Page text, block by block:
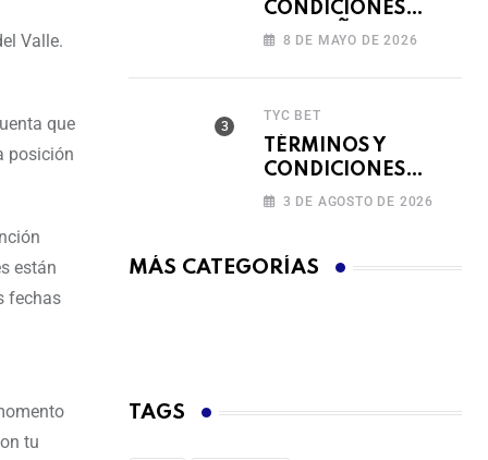
Valle.
que
posición
están
fechas
tu
CONDICIONES
CAMPAÑA
8 DE MAYO DE 2026
TYC BET
TÉRMINOS Y
CONDICIONES
FERIADO DE
3 DE AGOSTO DE 2026
MÁS CATEGORÍAS
TAGS